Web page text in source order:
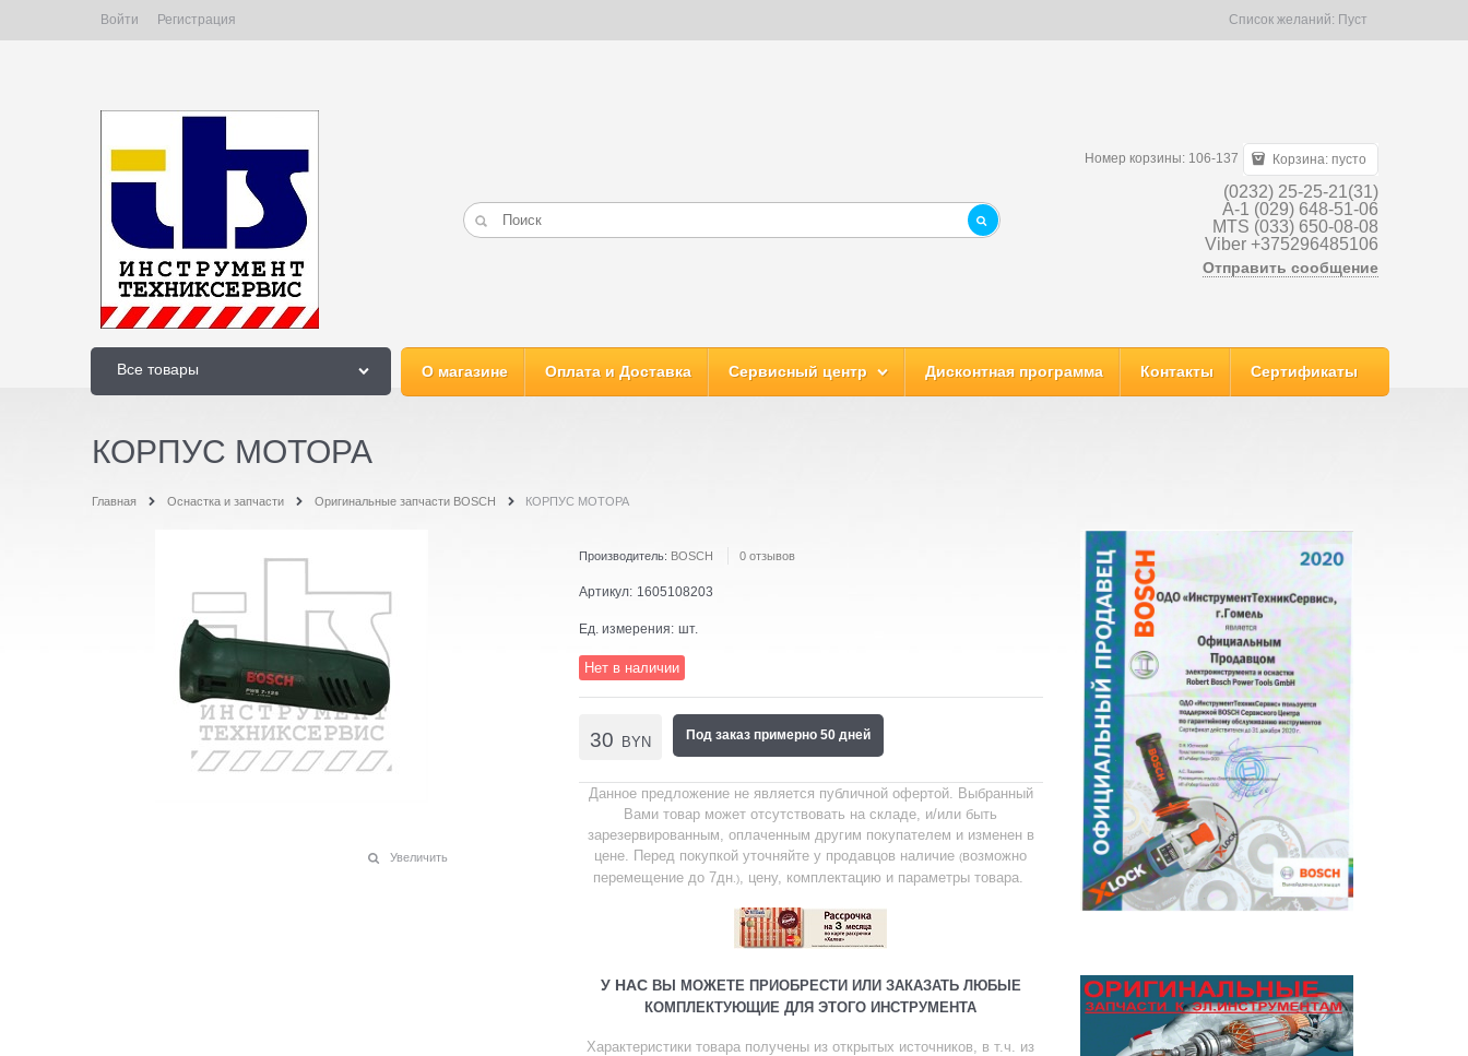
Войти Регистрация Список желаний: Пуст
Номер корзины: 106-137 Корзина: пусто
(0232) 25-25-21(31)
A-1 (029) 648-51-06
MTS (033) 650-08-08
Viber +375296485106
Отправить сообщение
Все товары О магазине Оплата и Доставка Сервисный центр Дисконтная программа Контакты Сертификаты
КОРПУС МОТОРА
Главная Оснастка и запчасти Оригинальные запчасти BOSCH КОРПУС МОТОРА
Увеличить
Производитель: BOSCH 0 отзывов
Артикул: 1605108203
Ед. измерения: шт.
Нет в наличии
30 BYN Под заказ примерно 50 дней
Данное предложение не является публичной офертой. Выбранный
Вами товар может отсутствовать на складе, и/или быть
зарезервированным, оплаченным другим покупателем и изменен в
цене. Перед покупкой уточняйте у продавцов наличие(возможно
перемещение до 7дн .) , цену, комплектацию и параметры товара.
У НАС ВЫ МОЖЕТЕ ПРИОБРЕСТИ ИЛИ ЗАКАЗАТЬ ЛЮБЫЕ
КОМПЛЕКТУЮЩИЕ ДЛЯ ЭТОГО ИНСТРУМЕНТА
Характеристики товара получены из открытых источников, в т.ч. из